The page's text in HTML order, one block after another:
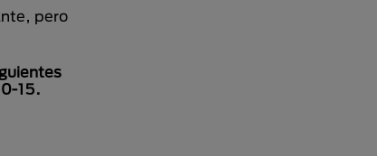
pero
15.